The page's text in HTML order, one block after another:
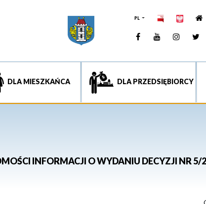
PL
FacebookYouTUbe
DLA MIESZKAŃCA DLA PRZEDSIĘBIORCY
INFORMACJI O WYDANIU DECYZJI NR 5/